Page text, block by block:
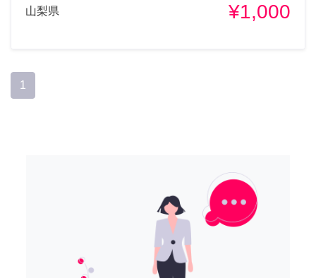
山梨県 ¥1,000
1